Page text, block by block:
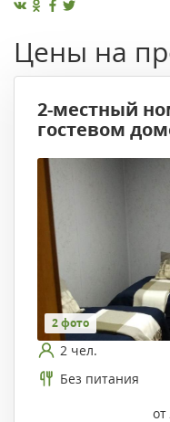
Цены на
2-местный
гостевом
2 фото
2 чел.
Без питания
от